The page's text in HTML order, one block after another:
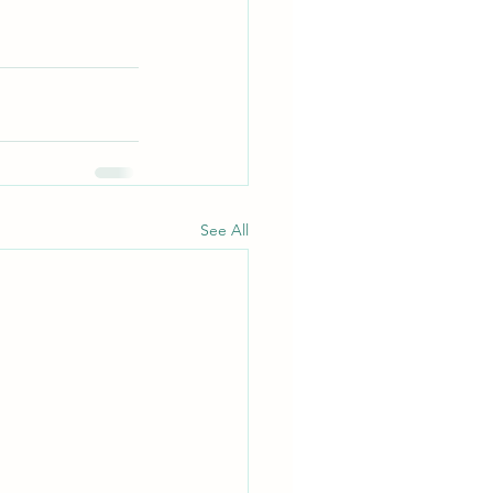
See All